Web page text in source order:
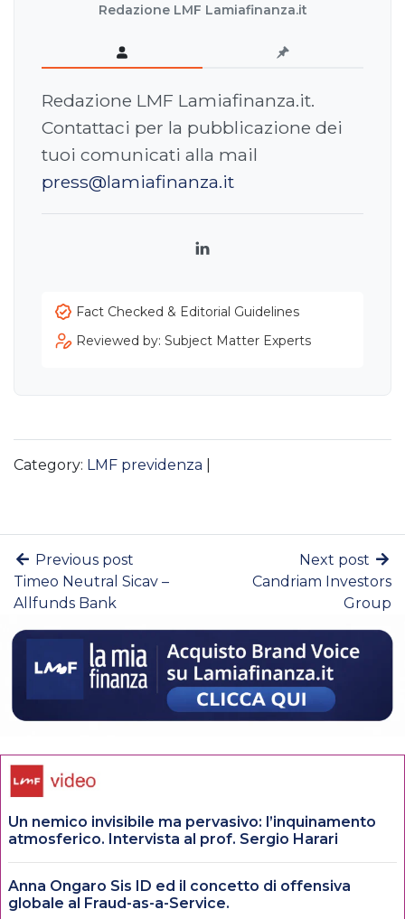
Redazione LMF Lamiafinanza.it
Redazione LMF Lamiafinanza.it.
Contattaci per la pubblicazione dei
tuoi comunicati alla mail
press@lamiafinanza.it
LinkedIn
Fact Checked & Editorial Guidelines
Reviewed by: Subject Matter Experts
Category: LMF previdenza
Previous post
Timeo Neutral Sicav –
Allfunds Bank
Next post
Candriam Investors
Group
Un nemico invisibile ma pervasivo: l’inquinamento
atmosferico. Intervista al prof. Sergio Harari
Anna Ongaro Sis ID ed il concetto di offensiva
globale al Fraud-as-a-Service.